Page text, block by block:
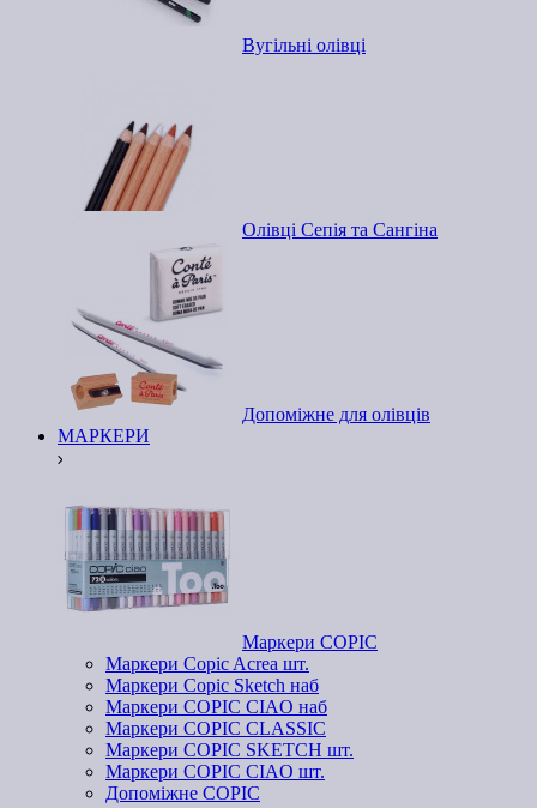
Вугільні олівці
Олівці Сепія та Сангіна
Допоміжне для олівців
МАРКЕРИ
Маркери COPIC
Маркери Copic Acrea шт.
Маркери Copic Sketch наб
Маркери COPIC CIAO наб
Маркери COPIC CLASSIC
Маркери COPIC SKETCH шт.
Маркери COPIC CIAO шт.
Допоміжне COPIC